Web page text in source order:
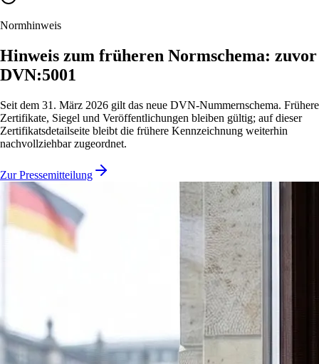
Normhinweis
Hinweis zum früheren Normschema: zuvor
DVN:5001
Seit dem 31. März 2026 gilt das neue DVN-Nummernschema. Frühere
Zertifikate, Siegel und Veröffentlichungen bleiben gültig; auf dieser
Zertifikatsdetailseite bleibt die frühere Kennzeichnung weiterhin
nachvollziehbar zugeordnet.
Zur Pressemitteilung